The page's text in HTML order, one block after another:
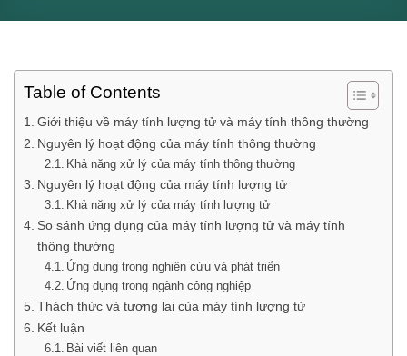
Table of Contents
Giới thiệu về máy tính lượng tử và máy tính thông thường
Nguyên lý hoạt động của máy tính thông thường
Khả năng xử lý của máy tính thông thường
Nguyên lý hoạt động của máy tính lượng tử
Khả năng xử lý của máy tính lượng tử
So sánh ứng dụng của máy tính lượng tử và máy tính
thông thường
Ứng dụng trong nghiên cứu và phát triển
Ứng dụng trong ngành công nghiệp
Thách thức và tương lai của máy tính lượng tử
Kết luận
Bài viết liên quan